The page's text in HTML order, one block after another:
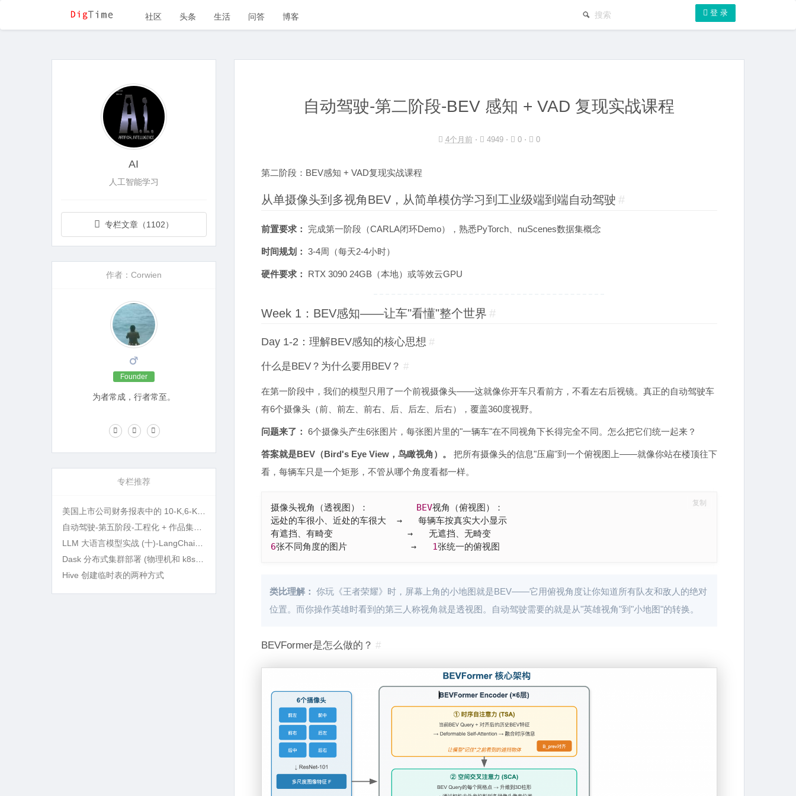
社区 头条 生活 问答 博客 登 录
自动驾驶-第二阶段-BEV 感知 + VAD 复现实战课程
4个月前 ⋅ 4949 ⋅ 0 ⋅ 0
第二阶段：BEV感知 + VAD复现实战课程
从单摄像头到多视角BEV，从简单模仿学习到工业级端到端自动驾驶 #
前置要求： 完成第一阶段（CARLA闭环Demo），熟悉PyTorch、nuScenes数据集概念
时间规划： 3-4周（每天2-4小时）
硬件要求： RTX 3090 24GB（本地）或等效云GPU
Week 1：BEV感知——让车"看懂"整个世界 #
Day 1-2：理解BEV感知的核心思想 #
什么是BEV？为什么要用BEV？ #
在第一阶段中，我们的模型只用了一个前视摄像头——这就像你开车只看前方，不看左右后视镜。真正的自动驾驶车
有6个摄像头（前、前左、前右、后、后左、后右），覆盖360度视野。
问题来了： 6个摄像头产生6张图片，每张图片里的"一辆车"在不同视角下长得完全不同。怎么把它们统一起来？
答案就是BEV（Bird's Eye View，鸟瞰视角）。
把所有摄像头的信息"压扁"到一个俯视图上——就像你站在楼顶往下
看，每辆车只是一个矩形，不管从哪个角度看都一样。
摄像头视角（透视图）： BEV视角（俯视图）：
远处的车很小、近处的车很大  →   每辆车按真实大小显示
有遮挡、有畸变              →   无遮挡、无畸变
6张不同角度的图片            → 1张统一的俯视图
复制
类比理解： 你玩《王者荣耀》时，屏幕上角的小地图就是BEV——它用俯视角度让你知道所有队友和敌人的绝对
位置。而你操作英雄时看到的第三人称视角就是透视图。自动驾驶需要的就是从"英雄视角"到"小地图"的转换。
BEVFormer是怎么做的？ #
AI
人工智能学习
专栏文章（1102）
作者：Corwien
Founder
为者常成，行者常至。
专栏推荐
Hive 创建临时表的两种方式